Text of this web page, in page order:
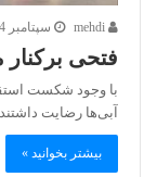
سپتامبر 24, 2019
فتحی
آبی‌ها رضایت داشتند
بیشتر بخوانید »